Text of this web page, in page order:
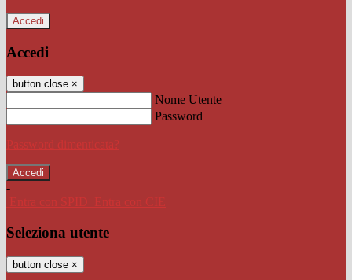
Accedi
Accedi
button close ×
Nome Utente
Password
Password dimenticata?
-
Entra con SPID
Entra con CIE
Seleziona utente
button close ×